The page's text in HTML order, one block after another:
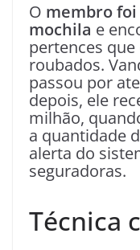
O membro
mochila e
pertences
roubados.
passou por
depois, ele
milhão,
a quantidade
alerta do
seguradoras.
Técnica